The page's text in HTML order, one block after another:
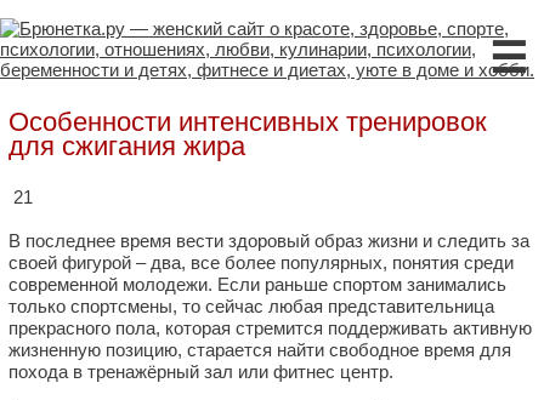
☰
Особенности интенсивных тренировок
для сжигания жира
21
В последнее время вести здоровый образ жизни и следить за
своей фигурой – два, все более популярных, понятия среди
современной молодежи. Если раньше спортом занимались
только спортсмены, то сейчас любая представительница
прекрасного пола, которая стремится поддерживать активную
жизненную позицию, старается найти свободное время для
похода в тренажёрный зал или фитнес центр.